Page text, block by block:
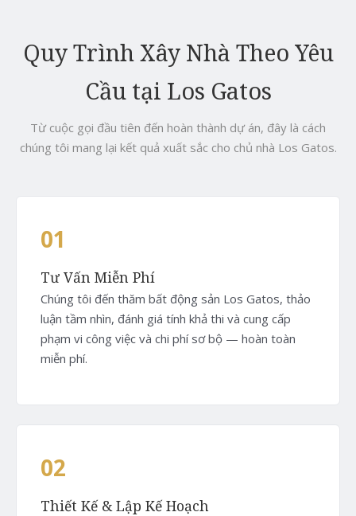
Quy Trình Xây Nhà Theo Yêu
Cầu tại Los Gatos
Từ cuộc gọi đầu tiên đến hoàn thành dự án, đây là cách
chúng tôi mang lại kết quả xuất sắc cho chủ nhà Los Gatos.
01
Tư Vấn Miễn Phí
Chúng tôi đến thăm bất động sản Los Gatos, thảo
luận tầm nhìn, đánh giá tính khả thi và cung cấp
phạm vi công việc và chi phí sơ bộ — hoàn toàn
miễn phí.
02
Thiết Kế & Lập Kế Hoạch